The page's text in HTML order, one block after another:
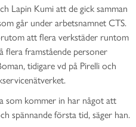
Lapin Kumi att de gick samman
går under arbetsnamnet CTS.
att flera verkstäder runtom
flera framstående personer
tidigare vd på Pirelli och
som kommer in har något att
spännande första tid, säger han.